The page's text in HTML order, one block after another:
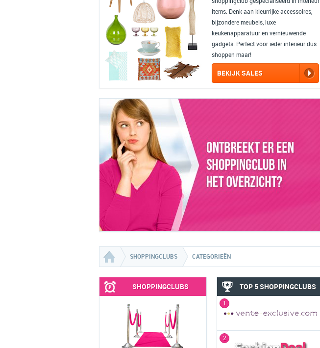
items. Denk aan kleurrijke accessoires,
bijzondere meubels, luxe
keukenapparatuur en vernieuwende
gadgets. Perfect voor ieder interieur dus
shoppen maar!
BEKIJK SALES
SHOPPINGCLUBS CATEGORIEËN
SHOPPINGCLUBS TOP 5 SHOPPINGCLUBS
1
2